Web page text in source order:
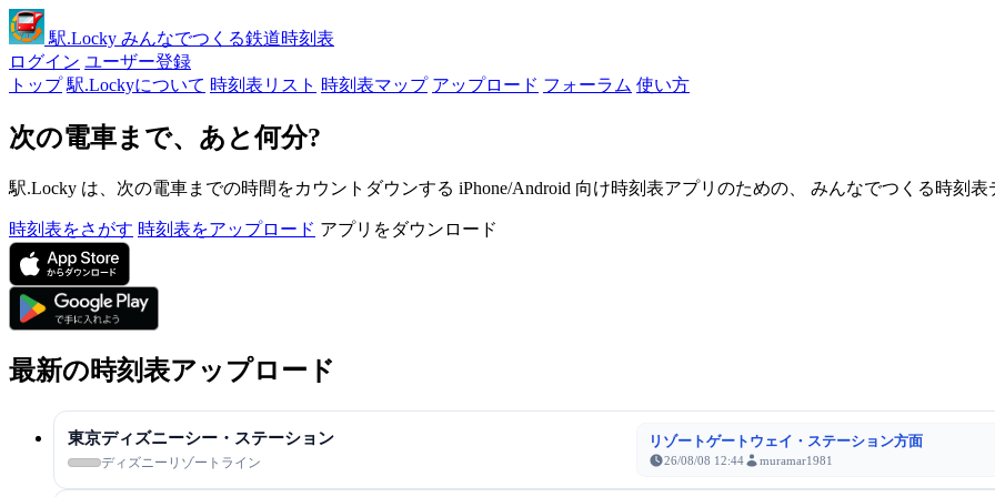
駅.Locky みんなでつくる鉄道時刻表
ログイン ユーザー登録
トップ 駅.Lockyについて 時刻表リスト 時刻表マップ アップロード フォーラム 使い方
次の電車まで、あと何分?
駅.Locky は、次の電車までの時間をカウントダウンする iPhone/Android 向け時刻表アプリのための、 みんなでつくる時刻表
時刻表をさがす 時刻表をアップロード アプリをダウンロード
最新の時刻表アップロード
東京ディズニーシー・ステーション
ディズニーリゾートライン
リゾートゲートウェイ・ステーション方面
26/08/08 12:44 muramar1981